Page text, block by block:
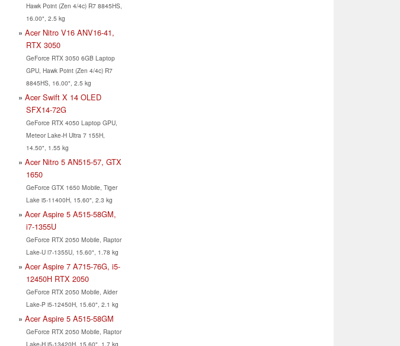
Hawk Point (Zen 4/4c) R7 8845HS,
16.00", 2.5 kg
Acer Nitro V16 ANV16-41,
RTX 3050
GeForce RTX 3050 6GB Laptop
GPU, Hawk Point (Zen 4/4c) R7
8845HS, 16.00", 2.5 kg
Acer Swift X 14 OLED
SFX14-72G
GeForce RTX 4050 Laptop GPU,
Meteor Lake-H Ultra 7 155H,
14.50", 1.55 kg
Acer Nitro 5 AN515-57, GTX
1650
GeForce GTX 1650 Mobile, Tiger
Lake i5-11400H, 15.60", 2.3 kg
Acer Aspire 5 A515-58GM,
i7-1355U
GeForce RTX 2050 Mobile, Raptor
Lake-U i7-1355U, 15.60", 1.78 kg
Acer Aspire 7 A715-76G, i5-
12450H RTX 2050
GeForce RTX 2050 Mobile, Alder
Lake-P i5-12450H, 15.60", 2.1 kg
Acer Aspire 5 A515-58GM
GeForce RTX 2050 Mobile, Raptor
Lake-H i5-13420H, 15.60", 1.7 kg